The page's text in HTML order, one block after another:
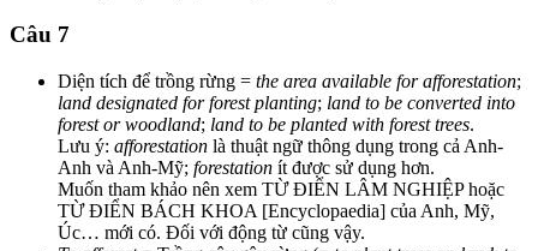
Câu 7
Diện tích để trồng rừng = the area available for afforestation;
land designated for forest planting; land to be converted into
forest or woodland; land to be planted with forest trees.
Lưu ý: afforestation là thuật ngữ thông dụng trong cả Anh-
Anh và Anh-Mỹ; forestation ít được sử dụng hơn.
Muốn tham khảo nên xem TỪ ĐIỂN LÂM NGHIỆP hoặc
TỪ ĐIỂN BÁCH KHOA [Encyclopaedia] của Anh, Mỹ,
Úc… mới có. Đối với động từ cũng vậy.